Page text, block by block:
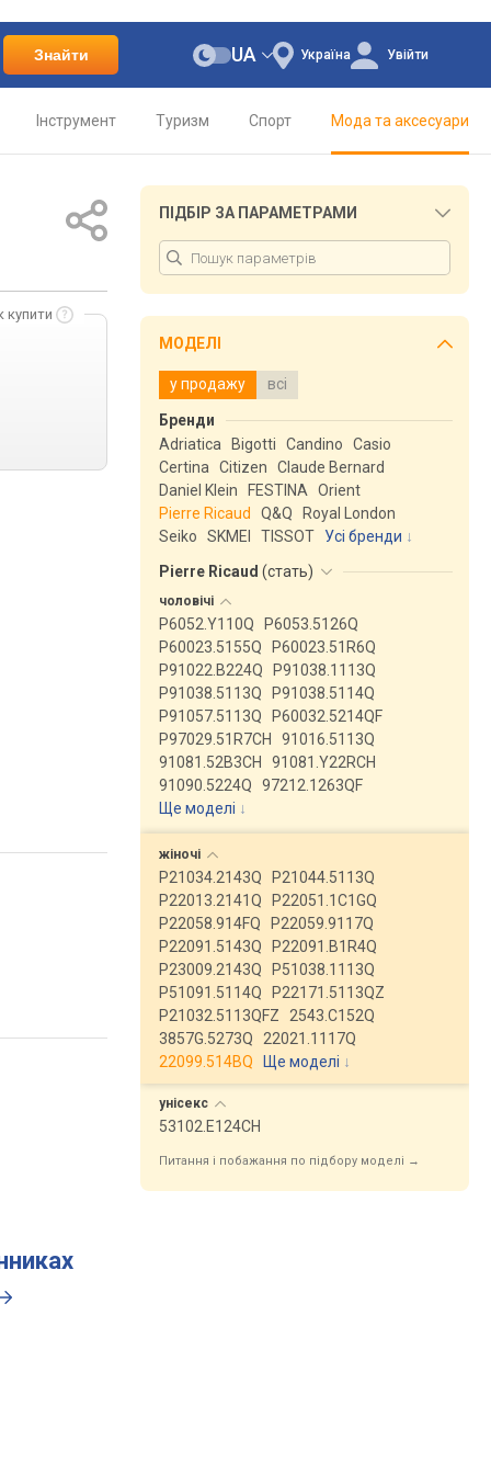
Знайти Україна
UA Увійти
Інструмент Туризм Спорт Мода та аксесуари
купити
ПІДБІР ЗА ПАРАМЕТРАМИ
МОДЕЛІ
у продажу всі
Бренди
Adriatica
Bigotti Candino
Casio
Certina
Citizen
Claude Bernard
Daniel Klein
FESTINA
Orient
Pierre Ricaud
Q&Q
Royal London
Seiko
SKMEI TISSOT
Усі бренди
Pierre Ricaud (стать)
чоловічі
P6052.Y110Q
P6053.5126Q
P60023.5155Q
P60023.51R6Q
P91022.B224Q
P91038.1113Q
P91038.5113Q
P91038.5114Q
P91057.5113Q
P60032.5214QF
P97029.51R7CH
91016.5113Q
91081.52B3CH
91081.Y22RCH
91090.5224Q
97212.1263QF
Ще моделі ↓
жіночі
P21034.2143Q
P21044.5113Q
P22013.2141Q
P22051.1C1GQ
P22058.914FQ
P22059.9117Q
P22091.5143Q
P22091.B1R4Q
P23009.2143Q
P51038.1113Q
P51091.5114Q
P22171.5113QZ
P21032.5113QFZ
2543.C152Q
3857G.5273Q
22021.1117Q
22099.514BQ
Ще моделі ↓
унісекс
53102.E124CH
Питання і побажання по підбору моделі →